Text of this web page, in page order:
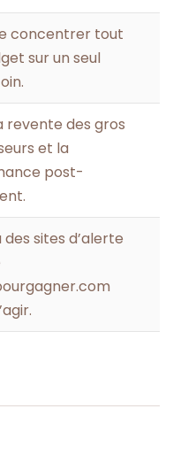
concentrer tout
sur un seul
revente des gros
et la
post-
des sites d’alerte